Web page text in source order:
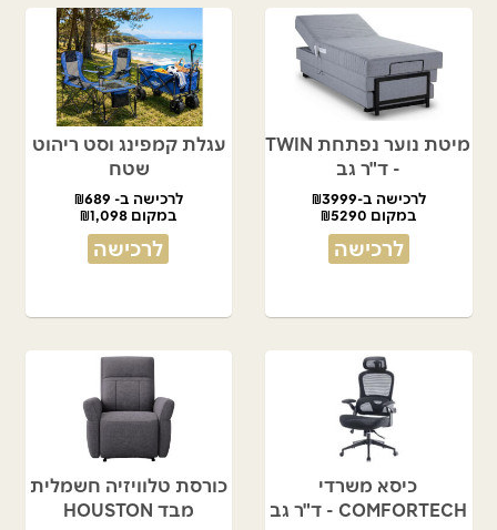
מיטת נוער נפתחת TWIN
- ד"ר גב
לרכישה ב-₪3999
במקום ₪5290
לרכישה
עגלת קמפינג וסט ריהוט
שטח
לרכישה ב- ₪689
במקום ₪1,098
לרכישה
כיסא משרדי
COMFORTECH - ד"ר גב
כורסת טלוויזיה חשמלית
מבד HOUSTON